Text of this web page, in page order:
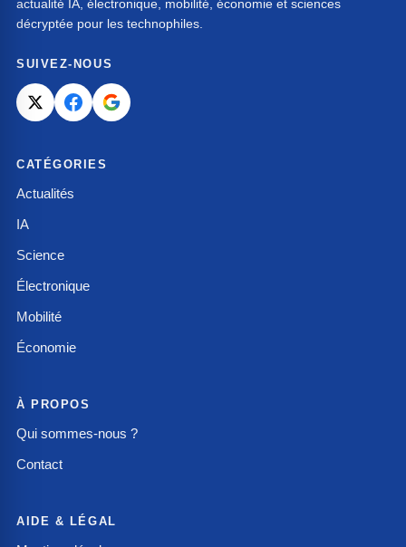
actualité IA, électronique, mobilité, économie et sciences
décryptée pour les technophiles.
SUIVEZ-NOUS
CATÉGORIES
Actualités
IA
Science
Électronique
Mobilité
Économie
À PROPOS
Qui sommes-nous ?
Contact
AIDE & LÉGAL